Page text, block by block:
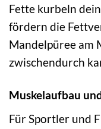
Fette kurbeln
fördern die
Mandelpüree am
zwischendurch
Muskelaufbau
Für Sportler und